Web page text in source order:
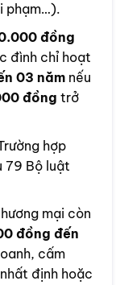
phạm…).
đồng
đình chỉ hoạt
03 nămnếu
đồng trở
hợp
79 Bộ luật
mại còn
đồng đến
cấm
định hoặc